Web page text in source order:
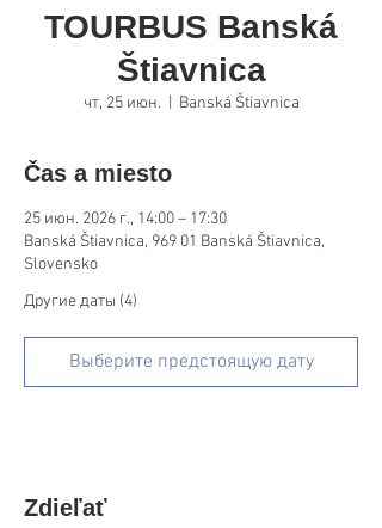
TOURBUS Banská
Štiavnica
чт, 25 июн. Banská Štiavnica
Čas a miesto
25 июн. 2026 г., 14:00 – 17:30
Banská Štiavnica, 969 01 Banská Štiavnica,
Slovensko
Другие даты (4)
Выберите предстоящую дату
Zdieľať